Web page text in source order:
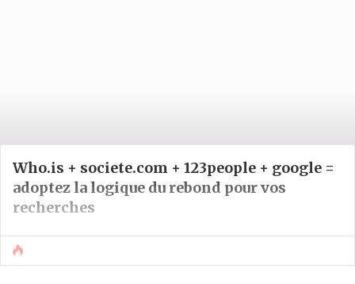
Who.is + societe.com + 123people + google =
adoptez la logique du rebond pour vos
recherches